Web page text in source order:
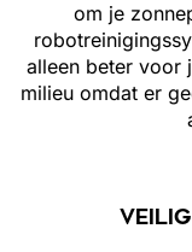
om je
alleen beter voor
milieu omdat er